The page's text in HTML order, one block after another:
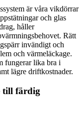
är våra vikdörrar
och glas
håller
Rätt
invändigt och
och värmeläckage.
fungerar lika bra i
lägre driftkostnader.
till färdig